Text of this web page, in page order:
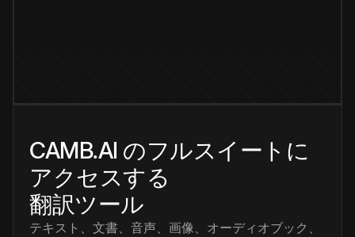
CAMB.AI のフルスイートに
アクセスする
翻訳ツール
テキスト、文書、音声、画像、オーディオブック、